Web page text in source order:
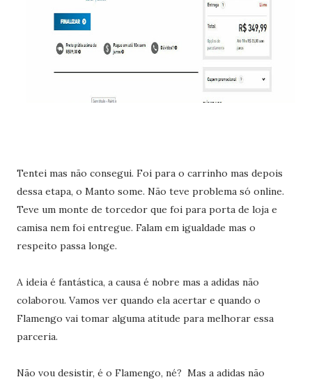
Tentei mas não consegui. Foi para o carrinho mas depois
dessa etapa, o Manto some. Não teve problema só online.
Teve um monte de torcedor que foi para porta de loja e
camisa nem foi entregue. Falam em igualdade mas o
respeito passa longe.
A ideia é fantástica, a causa é nobre mas a adidas não
colaborou. Vamos ver quando ela acertar e quando o
Flamengo vai tomar alguma atitude para melhorar essa
parceria.
Não vou desistir, é o Flamengo, né? Mas a adidas não